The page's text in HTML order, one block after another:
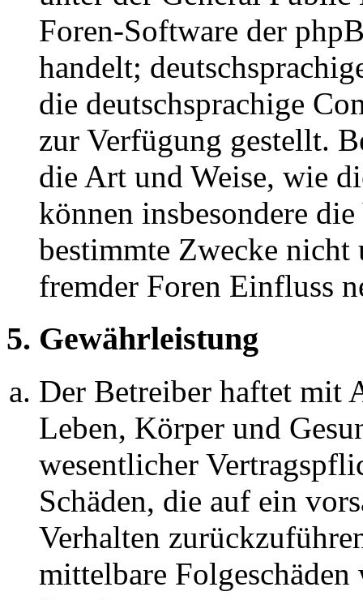
Foren-Software der
handelt;
die deutschsprachige
zur Verfügung gestellt.
die Art und Weise, wie
können insbesondere
bestimmte Zwecke nicht
fremder Foren Einfluss
5. Gewährleistung
Der Betreiber haftet mit
Leben, Körper und
wesentlicher
Schäden, die auf ein
Verhalten
mittelbare Folgeschäden